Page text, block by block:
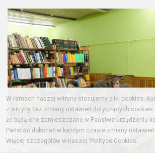
W ramach naszej witryny stosujemy pliki cookies.
z witryny bez zmiany ustawień dotyczących cookies
że będą one zamieszczane w Państwa urządzeniu
Państwo dokonać w każdym czasie zmiany
Więcej szczegółów w naszej 'Polityce Cookies'.